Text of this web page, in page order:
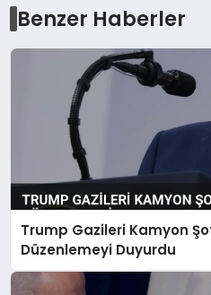
Benzer Haberler
Trump Gazileri Kamyon
Düzenlemeyi Duyurdu